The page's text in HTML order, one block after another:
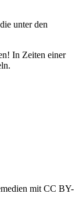
unter den
In Zeiten einer
mit CC BY-